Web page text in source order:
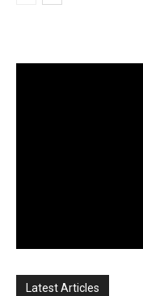
Latest Articles